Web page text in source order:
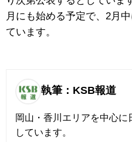
月にも始める予定で、2月
ています。
執筆：KSB報道
岡山・香川エリアを中心
しています。